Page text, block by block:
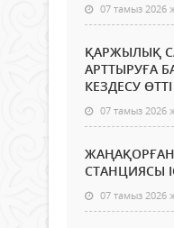
07 тамыз 2026
ҚАРЖЫЛЫҚ
АРТТЫРУҒА
КЕЗДЕСУ ӨТТІ
07 тамыз 2026
СТАНЦИЯСЫ
07 тамыз 2026